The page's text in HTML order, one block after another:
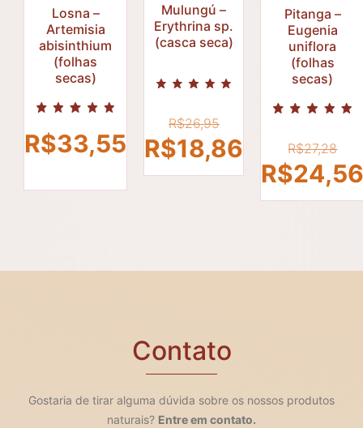
Losna –
Artemisia
abisinthium
(folhas
secas)
R$33,55
Mulungú –
Erythrina sp.
(casca seca)
R$26,95O
preço
original
era:
R$18,86
preço
atual
R$18,86.
R$26,95
R$18,86
Pitanga –
Eugenia
uniflora
(folhas
secas)
R$27,28O
R$
R$27,28
Contato
Gostaria de tirar alguma dúvida sobre os nossos produtos
naturais? Entre em contato.